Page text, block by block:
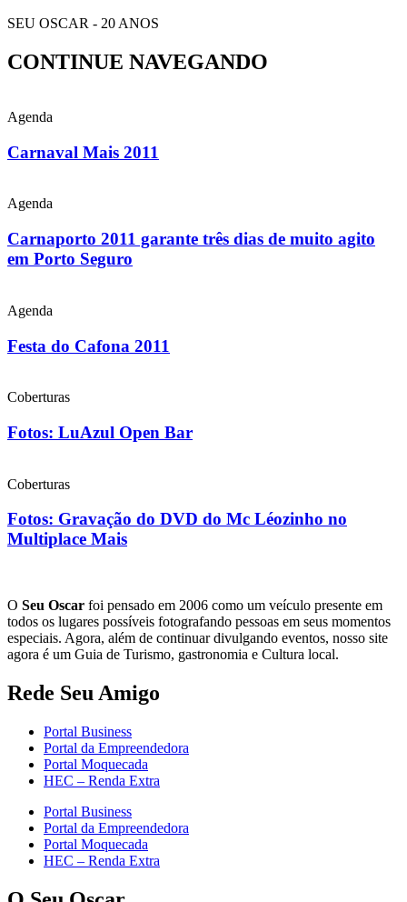
SEU OSCAR - 20 ANOS
CONTINUE NAVEGANDO
Agenda
Carnaval Mais 2011
Agenda
Carnaporto 2011 garante três dias de muito agito
em Porto Seguro
Agenda
Festa do Cafona 2011
Coberturas
Fotos: LuAzul Open Bar
Coberturas
Fotos: Gravação do DVD do Mc Léozinho no
Multiplace Mais
O Seu Oscar foi pensado em 2006 como um veículo presente em
todos os lugares possíveis fotografando pessoas em seus momentos
especiais. Agora, além de continuar divulgando eventos, nosso site
agora é um Guia de Turismo, gastronomia e Cultura local.
Rede Seu Amigo
Portal Business
Portal da Empreendedora
Portal Moquecada
HEC – Renda Extra
Portal Business
Portal da Empreendedora
Portal Moquecada
HEC – Renda Extra